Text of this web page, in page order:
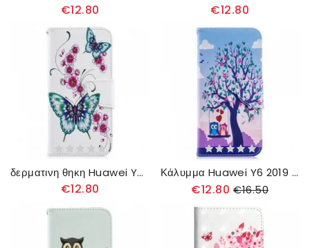
€12.80 €12.80
δερματινη θηκη Huawei Y6 2019 / Honor 8A Υπέροχες Πεταλούδες
€12.80
Κάλυμμα Huawei Y6 2019 / Honor 8A Κουκουβάγιες Στην Κούνια
€12.80 €16.50